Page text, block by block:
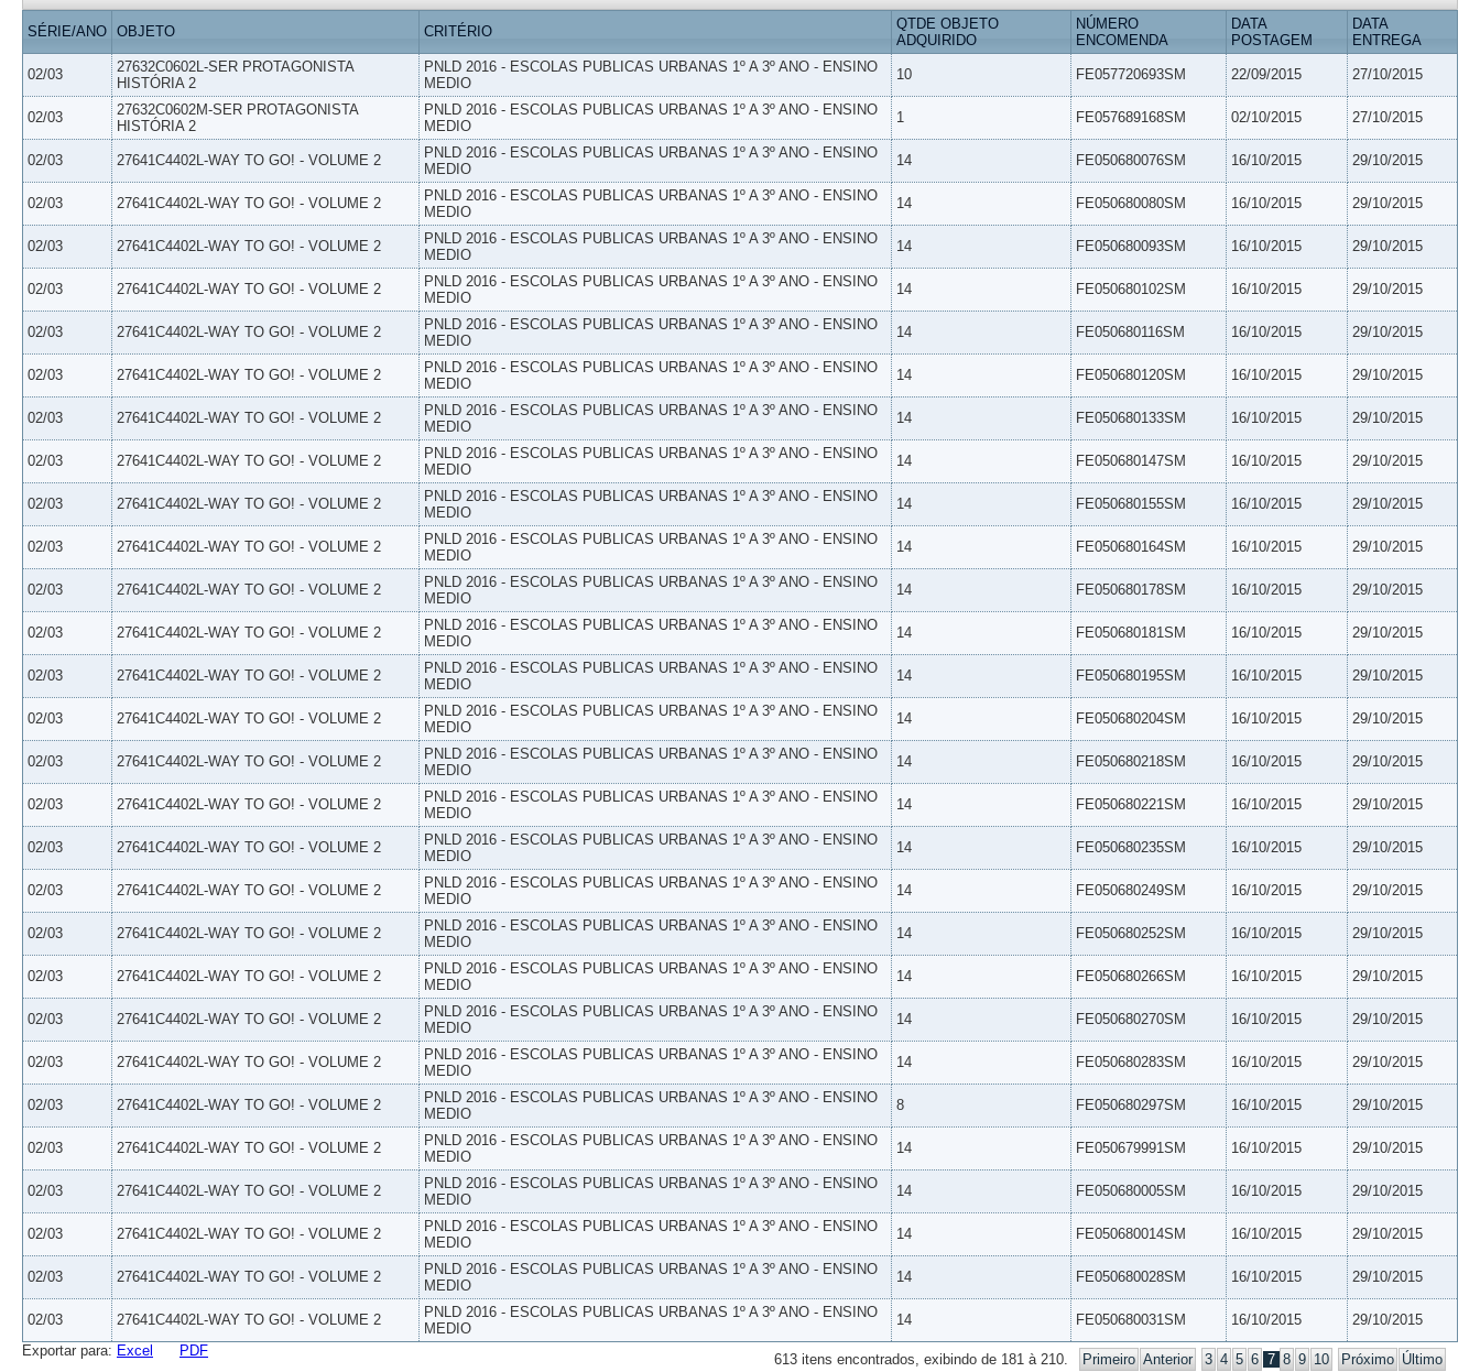
SÉRIE/ANO OBJETO CRITÉRIO
QTDE OBJETO
ADQUIRIDO
NÚMERO
ENCOMENDA
DATA
POSTAGEM
DATA
ENTREGA
02/03
27632C0602L-SER PROTAGONISTA
HISTÓRIA 2
PNLD 2016 - ESCOLAS PUBLICAS URBANAS 1º A 3º ANO - ENSINO
MEDIO
10 FE057720693SM 22/09/2015 27/10/2015
02/03
27632C0602M-SER PROTAGONISTA
HISTÓRIA 2
PNLD 2016 - ESCOLAS PUBLICAS URBANAS 1º A 3º ANO - ENSINO
MEDIO
1 FE057689168SM 02/10/2015 27/10/2015
02/03 27641C4402L-WAY TO GO! - VOLUME 2
PNLD 2016 - ESCOLAS PUBLICAS URBANAS 1º A 3º ANO - ENSINO
MEDIO
14 FE050680076SM 16/10/2015 29/10/2015
02/03 27641C4402L-WAY TO GO! - VOLUME 2
PNLD 2016 - ESCOLAS PUBLICAS URBANAS 1º A 3º ANO - ENSINO
MEDIO
14 FE050680080SM 16/10/2015 29/10/2015
02/03 27641C4402L-WAY TO GO! - VOLUME 2
PNLD 2016 - ESCOLAS PUBLICAS URBANAS 1º A 3º ANO - ENSINO
MEDIO
14 FE050680093SM 16/10/2015 29/10/2015
02/03 27641C4402L-WAY TO GO! - VOLUME 2
PNLD 2016 - ESCOLAS PUBLICAS URBANAS 1º A 3º ANO - ENSINO
MEDIO
14 FE050680102SM 16/10/2015 29/10/2015
02/03 27641C4402L-WAY TO GO! - VOLUME 2
PNLD 2016 - ESCOLAS PUBLICAS URBANAS 1º A 3º ANO - ENSINO
MEDIO
14 FE050680116SM 16/10/2015 29/10/2015
02/03 27641C4402L-WAY TO GO! - VOLUME 2
PNLD 2016 - ESCOLAS PUBLICAS URBANAS 1º A 3º ANO - ENSINO
MEDIO
14 FE050680120SM 16/10/2015 29/10/2015
02/03 27641C4402L-WAY TO GO! - VOLUME 2
PNLD 2016 - ESCOLAS PUBLICAS URBANAS 1º A 3º ANO - ENSINO
MEDIO
14 FE050680133SM 16/10/2015 29/10/2015
02/03 27641C4402L-WAY TO GO! - VOLUME 2
PNLD 2016 - ESCOLAS PUBLICAS URBANAS 1º A 3º ANO - ENSINO
MEDIO
14 FE050680147SM 16/10/2015 29/10/2015
02/03 27641C4402L-WAY TO GO! - VOLUME 2
PNLD 2016 - ESCOLAS PUBLICAS URBANAS 1º A 3º ANO - ENSINO
MEDIO
14 FE050680155SM 16/10/2015 29/10/2015
02/03 27641C4402L-WAY TO GO! - VOLUME 2
PNLD 2016 - ESCOLAS PUBLICAS URBANAS 1º A 3º ANO - ENSINO
MEDIO
14 FE050680164SM 16/10/2015 29/10/2015
02/03 27641C4402L-WAY TO GO! - VOLUME 2
PNLD 2016 - ESCOLAS PUBLICAS URBANAS 1º A 3º ANO - ENSINO
MEDIO
14 FE050680178SM 16/10/2015 29/10/2015
02/03 27641C4402L-WAY TO GO! - VOLUME 2
PNLD 2016 - ESCOLAS PUBLICAS URBANAS 1º A 3º ANO - ENSINO
MEDIO
14 FE050680181SM 16/10/2015 29/10/2015
02/03 27641C4402L-WAY TO GO! - VOLUME 2
PNLD 2016 - ESCOLAS PUBLICAS URBANAS 1º A 3º ANO - ENSINO
MEDIO
14 FE050680195SM 16/10/2015 29/10/2015
02/03 27641C4402L-WAY TO GO! - VOLUME 2
PNLD 2016 - ESCOLAS PUBLICAS URBANAS 1º A 3º ANO - ENSINO
MEDIO
14 FE050680204SM 16/10/2015 29/10/2015
02/03 27641C4402L-WAY TO GO! - VOLUME 2
PNLD 2016 - ESCOLAS PUBLICAS URBANAS 1º A 3º ANO - ENSINO
MEDIO
14 FE050680218SM 16/10/2015 29/10/2015
02/03 27641C4402L-WAY TO GO! - VOLUME 2
PNLD 2016 - ESCOLAS PUBLICAS URBANAS 1º A 3º ANO - ENSINO
MEDIO
14 FE050680221SM 16/10/2015 29/10/2015
02/03 27641C4402L-WAY TO GO! - VOLUME 2
PNLD 2016 - ESCOLAS PUBLICAS URBANAS 1º A 3º ANO - ENSINO
MEDIO
14 FE050680235SM 16/10/2015 29/10/2015
02/03 27641C4402L-WAY TO GO! - VOLUME 2
PNLD 2016 - ESCOLAS PUBLICAS URBANAS 1º A 3º ANO - ENSINO
MEDIO
14 FE050680249SM 16/10/2015 29/10/2015
02/03 27641C4402L-WAY TO GO! - VOLUME 2
PNLD 2016 - ESCOLAS PUBLICAS URBANAS 1º A 3º ANO - ENSINO
MEDIO
14 FE050680252SM 16/10/2015 29/10/2015
02/03 27641C4402L-WAY TO GO! - VOLUME 2
PNLD 2016 - ESCOLAS PUBLICAS URBANAS 1º A 3º ANO - ENSINO
MEDIO
14 FE050680266SM 16/10/2015 29/10/2015
02/03 27641C4402L-WAY TO GO! - VOLUME 2
PNLD 2016 - ESCOLAS PUBLICAS URBANAS 1º A 3º ANO - ENSINO
MEDIO
14 FE050680270SM 16/10/2015 29/10/2015
02/03 27641C4402L-WAY TO GO! - VOLUME 2
PNLD 2016 - ESCOLAS PUBLICAS URBANAS 1º A 3º ANO - ENSINO
MEDIO
14 FE050680283SM 16/10/2015 29/10/2015
02/03 27641C4402L-WAY TO GO! - VOLUME 2
PNLD 2016 - ESCOLAS PUBLICAS URBANAS 1º A 3º ANO - ENSINO
MEDIO
8 FE050680297SM 16/10/2015 29/10/2015
02/03 27641C4402L-WAY TO GO! - VOLUME 2
PNLD 2016 - ESCOLAS PUBLICAS URBANAS 1º A 3º ANO - ENSINO
MEDIO
14 FE050679991SM 16/10/2015 29/10/2015
02/03 27641C4402L-WAY TO GO! - VOLUME 2
PNLD 2016 - ESCOLAS PUBLICAS URBANAS 1º A 3º ANO - ENSINO
MEDIO
14 FE050680005SM 16/10/2015 29/10/2015
02/03 27641C4402L-WAY TO GO! - VOLUME 2
PNLD 2016 - ESCOLAS PUBLICAS URBANAS 1º A 3º ANO - ENSINO
MEDIO
14 FE050680014SM 16/10/2015 29/10/2015
02/03 27641C4402L-WAY TO GO! - VOLUME 2
PNLD 2016 - ESCOLAS PUBLICAS URBANAS 1º A 3º ANO - ENSINO
MEDIO
14 FE050680028SM 16/10/2015 29/10/2015
02/03 27641C4402L-WAY TO GO! - VOLUME 2
PNLD 2016 - ESCOLAS PUBLICAS URBANAS 1º A 3º ANO - ENSINO
MEDIO
14 FE050680031SM 16/10/2015 29/10/2015
613 itens encontrados, exibindo de 181 à 210. Primeiro Anterior 3 4 5 6 7 8 9 10 Próximo Último
Exportar para: Excel PDF